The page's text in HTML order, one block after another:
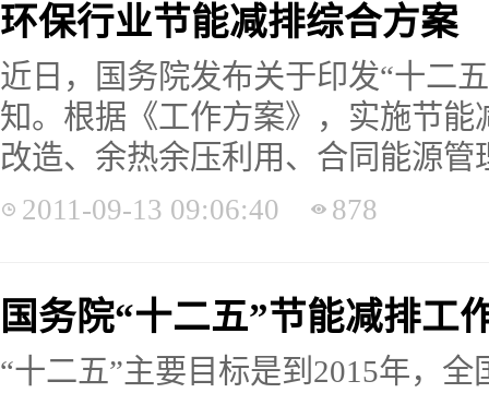
环保行业节能减排综合方案
近日，国务院发布关于印发“十二
知。根据《工作方案》，实施节
改造、余热余压利用、合同能源管
2011-09-13 09:06:40 878
国务院“十二五”节能减排工
“十二五”主要目标是到2015年，